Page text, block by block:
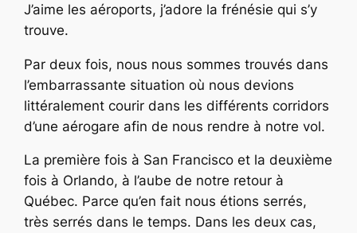
J’aime les aéroports, j’adore la frénésie qui s’y
trouve.
Par deux fois, nous nous sommes trouvés dans
l’embarrassante situation où nous devions
littéralement courir dans les différents corridors
d’une aérogare afin de nous rendre à notre vol.
La première fois à San Francisco et la deuxième
fois à Orlando, à l’aube de notre retour à
Québec. Parce qu’en fait nous étions serrés,
très serrés dans le temps. Dans les deux cas,